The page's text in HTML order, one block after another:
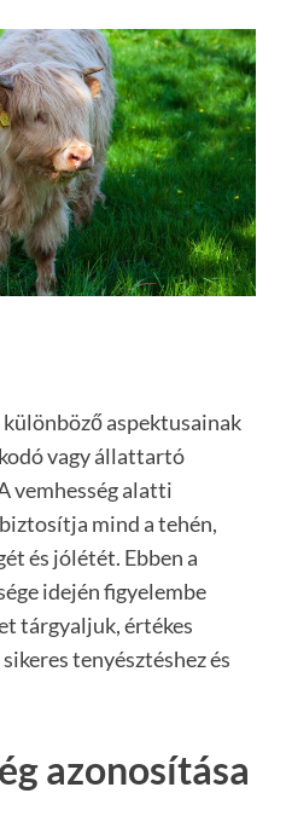
aspektusainak
vagy állattartó
vemhesség alatti
mind a tehén,
és jólétét. Ebben a
idején figyelembe
tárgyaljuk, értékes
tenyésztéshez és
azonosítása